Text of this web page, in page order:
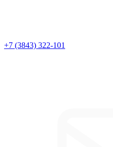
+7 (3843) 322-101